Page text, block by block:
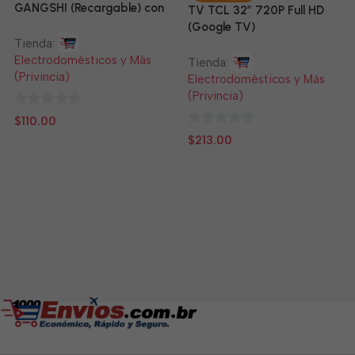
GANGSHI (Recargable) con
Tienda:
Electrodomésticos y Más
(Privincia)
0
$110.00
TV TCL 32” 720P Full HD
(Google TV)
Tienda:
Electrodomésticos y Más
(Privincia)
0
$213.00